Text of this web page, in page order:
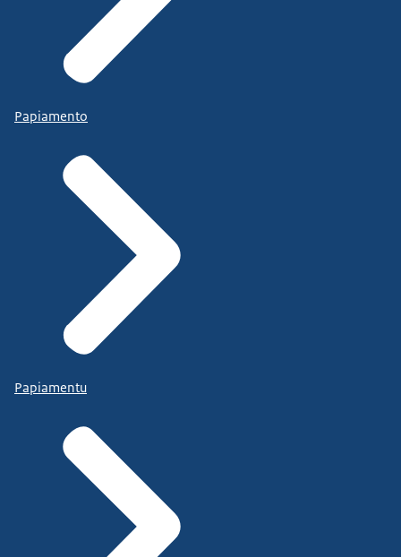
Papiamento
Papiamentu